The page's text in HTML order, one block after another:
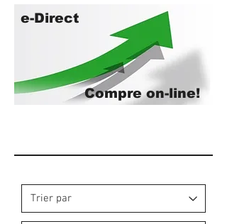
e-Direct
Compre on-line!